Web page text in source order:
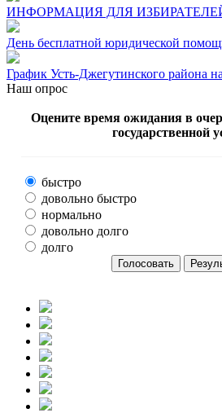
ИНФОРМАЦИЯ ДЛЯ
День бесплатной юридической
График Усть-Джегутинского района
Наш опрос
Оцените время ожидания в
государственной
быстро
довольно быстро
нормально
довольно долго
долго